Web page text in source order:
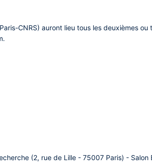
CNRS) auront lieu tous les deuxièmes ou
.
(2, rue de Lille - 75007 Paris) - Salon